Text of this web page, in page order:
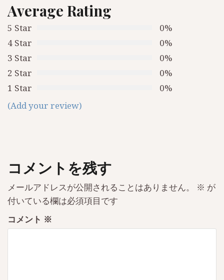
ゲ
ー
シ
ョ
ン
Average Rating
5 Star
0%
4 Star
0%
3 Star
0%
2 Star
0%
1 Star
0%
(Add your review)
コメントを残す
メールアドレスが公開されることはありません。 ※ が
付いている欄は必須項目です
コメント ※